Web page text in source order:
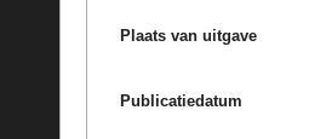
Plaats van uitgave
Publicatiedatum